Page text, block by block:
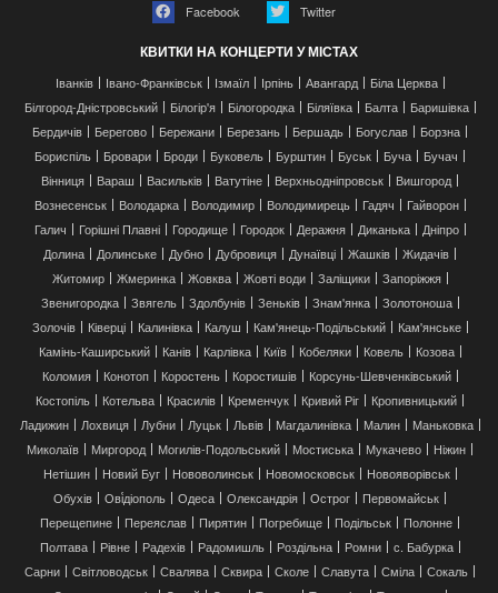
Facebook Twitter
КВИТКИ НА КОНЦЕРТИ У МІСТАХ
Іванків Івано-Франківськ Ізмаїл Ірпінь Авангард
Біла Церква
Білгород-Дністровський
Білогір'я Білогородка Біляївка Балта
Баришівка
Бердичів
Берегово Бережани Березань Бершадь Богуслав
Борзна
Бориспіль
Бровари Броди Буковель Бурштин Буськ Буча
Бучач
Вінниця
Вараш Васильків Ватутіне Верхньодніпровськ
Вишгород
Вознесенськ
Володарка Володимир Володимирець Гадяч
Гайворон
Галич
Горішні Плавні Городище Городок Деражня Диканька
Дніпро
Долина
Долинське Дубно Дубровиця Дунаївці Жашків
Жидачів
Житомир
Жмеринка Жовква Жовті води Заліщики
Запоріжжя
Звенигородка
Звягель Здолбунів Зеньків Знам'янка
Золотоноша
Золочів
Ківерці Калинівка Калуш Кам'янець-Подільський
Кам'янське
Камінь-Каширський
Канів Карлівка Київ Кобеляки Ковель
Козова
Коломия
Конотоп Коростень Коростишів
Корсунь-Шевченківський
Костопіль
Котельва Красилів Кременчук Кривий Ріг
Кропивницький
Ладижин
Лохвиця Лубни Луцьк Львів Магдалинівка Малин
Маньковка
Миколаїв
Миргород Могилів-Подольський Мостиська Мукачево
Ніжин
Нетішин
Новий Буг Нововолинськ Новомосковськ
Новояворівськ
Обухів
Ові́діополь Одеса Олександрія Острог
Первомайськ
Перещепине
Переяслав Пирятин Погребище Подільськ
Полонне
Полтава
Рівне Радехів Радомишль Роздільна Ромни
с. Бабурка
Сарни
Світловодськ Свалява Сквира Сколе Славута Сміла
Сокаль